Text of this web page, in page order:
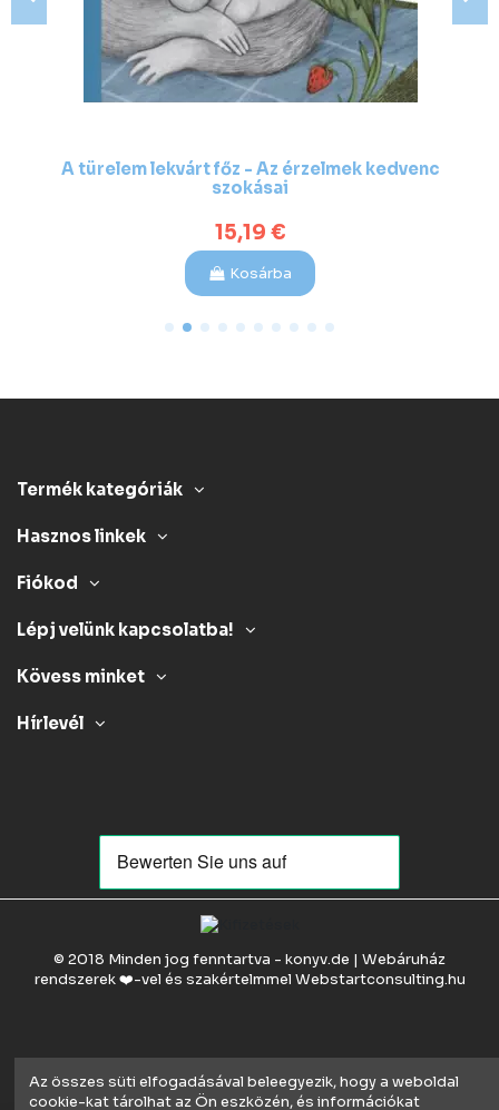
A türelem lekvárt főz - Az érzelmek kedvenc
szokásai
15,19 €
Kosárba
Termék kategóriák
Hasznos linkek
Fiókod
Lépj velünk kapcsolatba!
Kövess minket
Hírlevél
© 2018 Minden jog fenntartva - konyv.de | Webáruház
rendszerek ❤️-vel és szakértelmmel Webstartconsulting.hu
Az összes süti elfogadásával beleegyezik, hogy a weboldal
cookie-kat tárolhat az Ön eszközén, és információkat